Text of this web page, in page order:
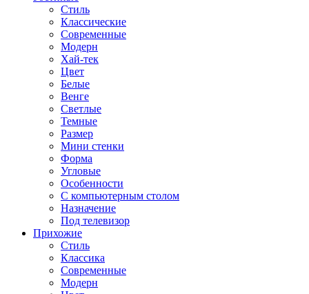
Стиль
Классические
Современные
Модерн
Хай-тек
Цвет
Белые
Венге
Светлые
Темные
Размер
Мини стенки
Форма
Угловые
Особенности
С компьютерным столом
Назначение
Под телевизор
Прихожие
Стиль
Классика
Современные
Модерн